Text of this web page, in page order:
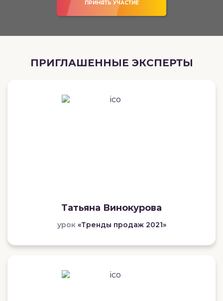
ПРИНЯТЬ УЧАСТИЕ
ПРИГЛАШЕННЫЕ ЭКСПЕРТЫ
Татьяна Винокурова
урок «Тренды продаж 2021»